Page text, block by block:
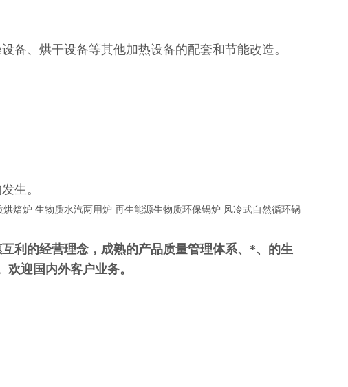
备、烘干设备等其他加热设备的配套和节能改造。
生。
焙炉 生物质水汽两用炉 再生能源生物质环保锅炉 风冷式自然循环锅
利的经营理念，成熟的产品质量管理体系、*、的生
迎国内外客户业务。